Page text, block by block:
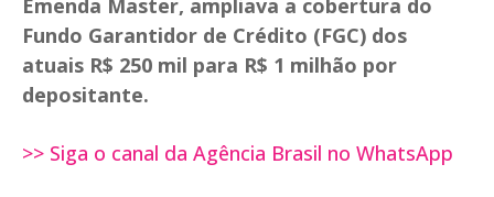
Emenda Master, ampliava a cobertura do
Fundo Garantidor de Crédito (FGC) dos
atuais R$ 250 mil para R$ 1 milhão por
depositante.
>> Siga o canal da Agência Brasil no WhatsApp